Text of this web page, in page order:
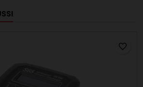
favorite_border